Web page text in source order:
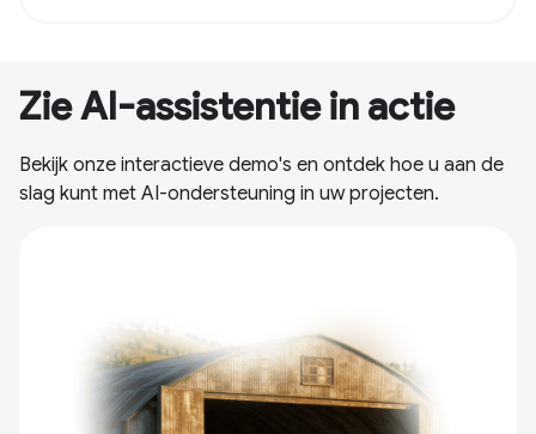
Zie AI-assistentie in actie
Bekijk onze interactieve demo's en ontdek hoe u aan de
slag kunt met AI-ondersteuning in uw projecten.